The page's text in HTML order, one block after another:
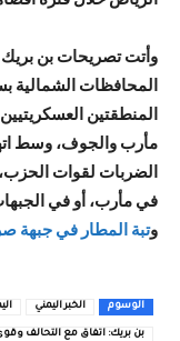
وأتت تصريحات بن بريك
المحافظات الشمالية
المنطقتين
مأرب والجوف، وسط
الضربات لقوات
في مأرب، أو في
وتبة المطار في جبهة
الوسوم الخبر اليمني
بن بريك: اتفاق مع التحالف